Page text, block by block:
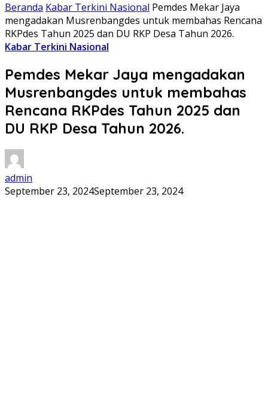
Beranda Kabar Terkini Nasional Pemdes Mekar Jaya
mengadakan Musrenbangdes untuk membahas Rencana
RKPdes Tahun 2025 dan DU RKP Desa Tahun 2026.
Kabar Terkini Nasional
Pemdes Mekar Jaya mengadakan
Musrenbangdes untuk membahas
Rencana RKPdes Tahun 2025 dan
DU RKP Desa Tahun 2026.
admin
September 23, 2024September 23, 2024